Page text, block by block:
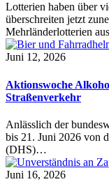
Lotterien haben über
überschreiten jetzt
Mehrländerlotterien
Juni 12, 2026
Aktionswoche
Straßenverkehr
Anlässlich der
bis 21. Juni 2026 von
(DHS)…
Juni 16, 2026